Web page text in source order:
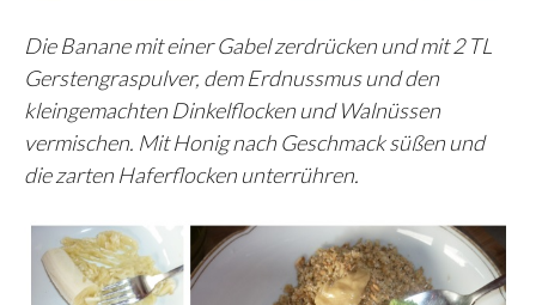
Die Banane mit einer Gabel zerdrücken und mit 2 TL
Gerstengraspulver, dem Erdnussmus und den
kleingemachten Dinkelflocken und Walnüssen
vermischen. Mit Honig nach Geschmack süßen und
die zarten Haferflocken unterrühren.